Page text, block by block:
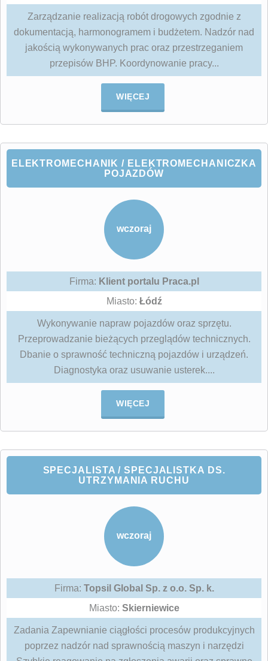
Zarządzanie realizacją robót drogowych zgodnie z
dokumentacją, harmonogramem i budżetem. Nadzór nad
jakością wykonywanych prac oraz przestrzeganiem
przepisów BHP. Koordynowanie pracy...
WIĘCEJ
ELEKTROMECHANIK / ELEKTROMECHANICZKA
POJAZDÓW
wczoraj
Firma: Klient portalu Praca.pl
Miasto: Łódź
Wykonywanie napraw pojazdów oraz sprzętu.
Przeprowadzanie bieżących przeglądów technicznych.
Dbanie o sprawność techniczną pojazdów i urządzeń.
Diagnostyka oraz usuwanie usterek....
WIĘCEJ
SPECJALISTA / SPECJALISTKA DS.
UTRZYMANIA RUCHU
wczoraj
Firma: Topsil Global Sp. z o.o. Sp. k.
Miasto: Skierniewice
Zadania Zapewnianie ciągłości procesów produkcyjnych
poprzez nadzór nad sprawnością maszyn i narzędzi